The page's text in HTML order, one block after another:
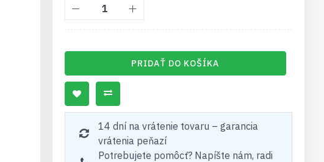
PRIDAŤ DO KOŠÍKA
14 dní na vrátenie tovaru – garancia
vrátenia peňazí
Potrebujete pomôcť? Napíšte nám, radi